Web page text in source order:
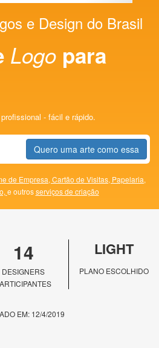
e Design do Brasil
Logo para
- fácil e rápido.
Quero uma arte como essa
de Empresa, Cartão de Visitas, Papelaria,
e outrosserviços de criação
14
DESIGNERS
LIGHT
PLANO ESCOLHIDO
EM: 12/4/2019